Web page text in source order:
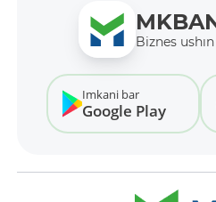
Biznes
Imkani bar
Google Play